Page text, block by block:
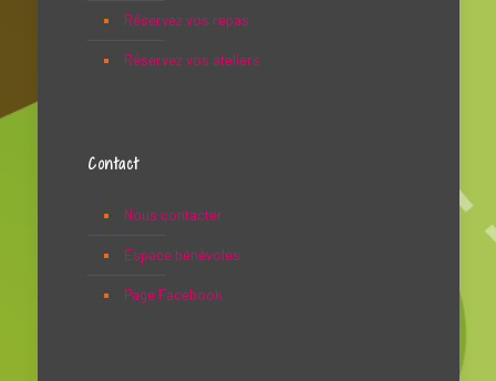
Réservez vos repas
Réservez vos ateliers
Contact
Nous contacter
Espace bénévoles
Page Facebook